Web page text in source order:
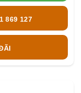
869 127